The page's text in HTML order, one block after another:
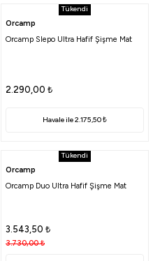
Tükendi
Orcamp
Orcamp Slepo Ultra Hafif Şişme Mat
2.290,00 ₺
Havale ile 2.175,50 ₺
Tükendi
Orcamp
Orcamp Duo Ultra Hafif Şişme Mat
3.543,50 ₺
3.730,00₺